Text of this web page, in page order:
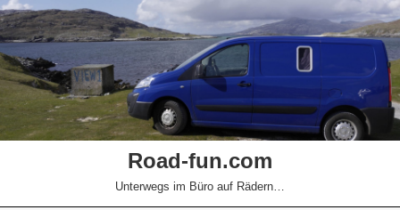
Road-fun.com
Unterwegs im Büro auf Rädern…